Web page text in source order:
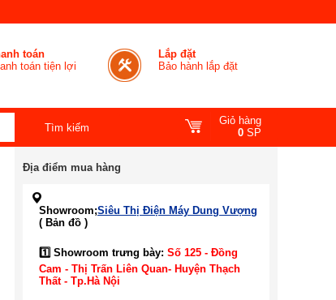
toán
toán tiện lợi
Lắp đặt
Bảo hành lắp đặt
Giỏ hàng
0 SP
Địa điểm mua hàng
Showroom;Siêu Thị Điện Máy Dung Vượng
( Bản đồ )
1️⃣ Showroom trưng bày: Số 125 - Đồng
Cam - Thị Trấn Liên Quan- Huyện Thạch
Thất - Tp.Hà Nội